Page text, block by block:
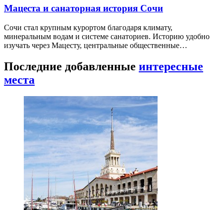
Мацеста и санаторная история Сочи
Сочи стал крупным курортом благодаря климату,
минеральным водам и системе санаториев. Историю удобно
изучать через Мацесту, центральные общественные…
Последние добавленные интересные
места